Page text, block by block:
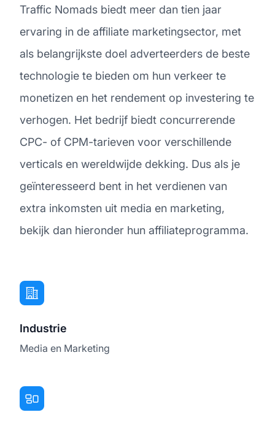
Traffic Nomads biedt meer dan tien jaar
ervaring in de affiliate marketingsector, met
als belangrijkste doel adverteerders de beste
technologie te bieden om hun verkeer te
monetizen en het rendement op investering te
verhogen. Het bedrijf biedt concurrerende
CPC- of CPM-tarieven voor verschillende
verticals en wereldwijde dekking. Dus als je
geïnteresseerd bent in het verdienen van
extra inkomsten uit media en marketing,
bekijk dan hieronder hun affiliateprogramma.
Industrie
Media en Marketing